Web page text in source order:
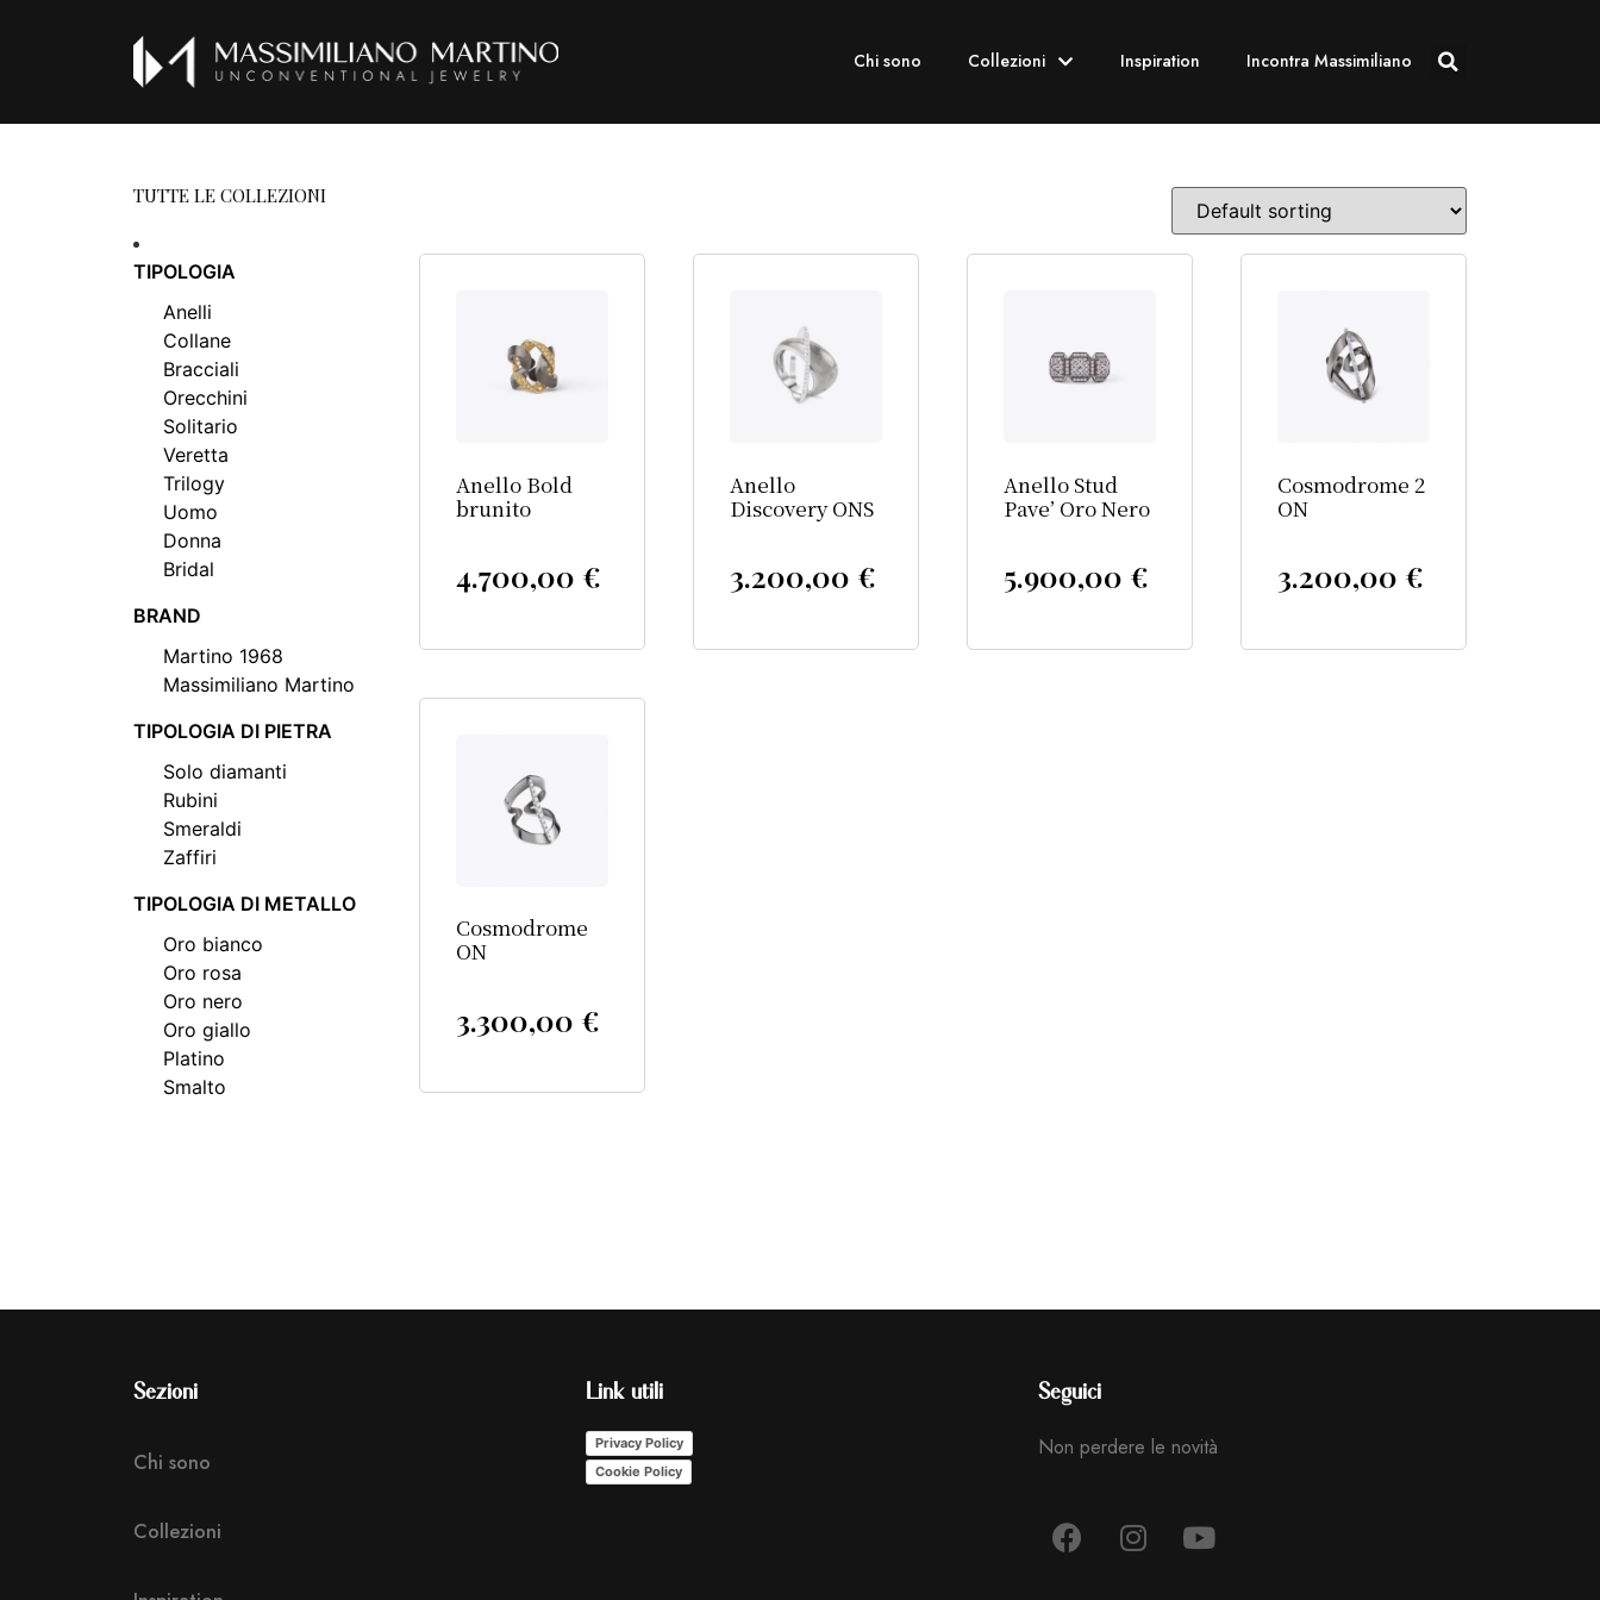
Chi sono Collezioni Inspiration Incontra Massimiliano
TUTTE LE COLLEZIONI
TIPOLOGIA
Anelli
Collane
Bracciali
Orecchini
Solitario
Veretta
Trilogy
Uomo
Donna
Bridal
BRAND
Martino 1968
Massimiliano Martino
TIPOLOGIA DI PIETRA
Solo diamanti
Rubini
Smeraldi
Zaffiri
TIPOLOGIA DI METALLO
Oro bianco
Oro rosa
Oro nero
Oro giallo
Platino
Smalto
Anello Bold
brunito
4.700,00 €
Anello
Discovery ONS
3.200,00 €
Anello Stud
Pave’ Oro Nero
5.900,00 €
Cosmodrome 2
ON
3.200,00 €
Cosmodrome
ON
3.300,00 €
Sezioni
Chi sono
Collezioni
Link utili
Privacy Policy
Cookie Policy
Seguici
Non perdere le novità